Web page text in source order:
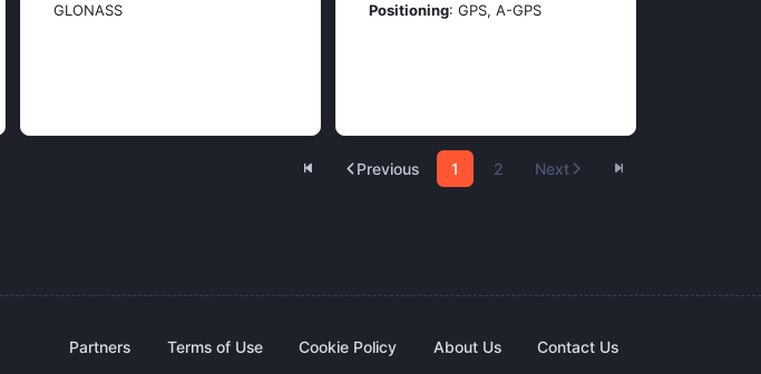
GLОΝАSS
Positioning: GРS, А-GРS
Previous 1 2 Next
Partners Terms of Use Cookie Policy About Us Contact Us